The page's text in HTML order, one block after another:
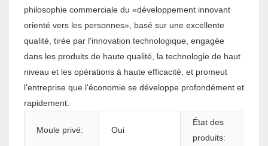
philosophie commerciale du «développement innovant
orienté vers les personnes», basé sur une excellente
qualité, tirée par l'innovation technologique, engagée
dans les produits de haute qualité, la technologie de haut
niveau et les opérations à haute efficacité, et promeut
l'entreprise que l'économie se développe profondément et
rapidement.
Moule privé: Oui
État des
produits: